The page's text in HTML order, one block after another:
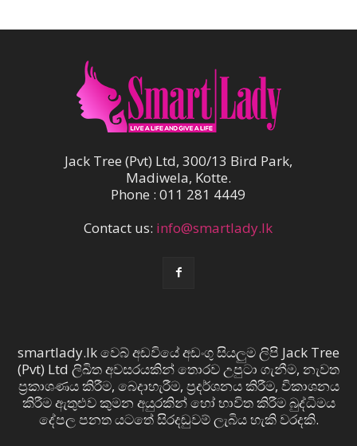
Jack Tree (Pvt) Ltd, 300/13 Bird Park,
Madiwela, Kotte.
Phone : 011 281 4449
Contact us: info@smartlady.lk
smartlady.lk වෙබ් අඩවියේ අඩංගු සියලුම ලිපි Jack Tree
(Pvt) Ltd ලිඛිත අවසරයකින් තොරව උපුටා ගැනීම, නැවත
ප්‍රකාශණය කිරීම, බෙදාහැරීම, ප්‍රදර්ශනය කිරීම, විකාශනය
කිරීම ඇතුළුව කුමන අයුරකින් හෝ භාවිත කිරීම බුද්ධිමය
දේපල පනත යටතේ සිරදඬුවම් ලැබිය හැකි වරදකි.